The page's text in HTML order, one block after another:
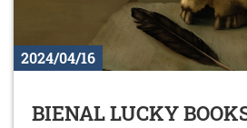
2024/04/16
BIENAL LUCKY